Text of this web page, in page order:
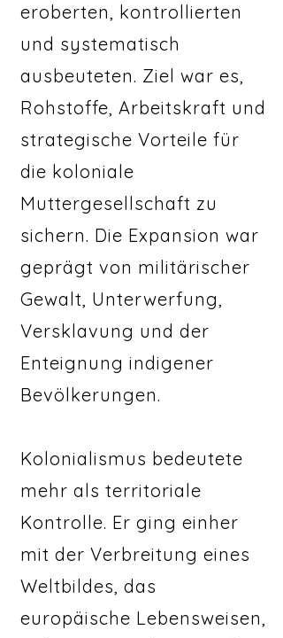
eroberten, kontrollierten
und systematisch
ausbeuteten. Ziel war es,
Rohstoffe, Arbeitskraft und
strategische Vorteile für
die koloniale
Muttergesellschaft zu
sichern. Die Expansion war
geprägt von militärischer
Gewalt, Unterwerfung,
Versklavung und der
Enteignung indigener
Bevölkerungen.
Kolonialismus bedeutete
mehr als territoriale
Kontrolle. Er ging einher
mit der Verbreitung eines
Weltbildes, das
europäische Lebensweisen,